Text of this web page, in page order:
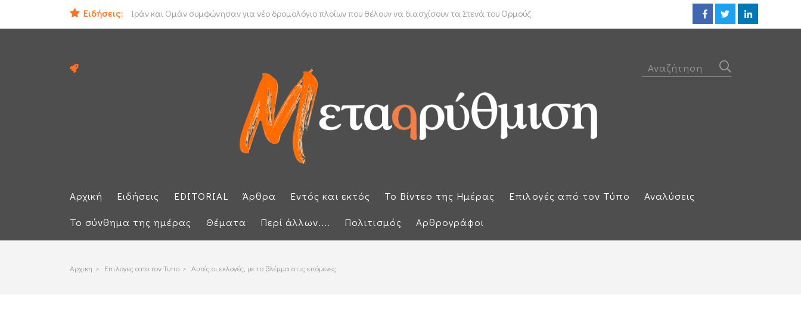
Ειδήσεις:
Ιράν και Ομάν συμφώνησαν για νέο δρομολόγιο πλοίων που θέλουν να διασχίσουν τα Στενά του Ορμούζ
Ηλεκτρική διασύνδεση Ελλάδας - Κύπρου: «Έπεσαν» οι υπογραφές με τον γαλλικό κολοσσό Meridiam ΕΕ: Αλληλεγγύη στην
Αρχική Ειδήσεις EDITORIAL Άρθρα Εντός και εκτός Το Βίντεο της Ημέρας Επιλογές από τον Τύπο
Αναλύσεις
Το σύνθημα της ημέρας
Θέματα Περί άλλων.... Πολιτισμός Αρθρογράφοι
Αρχικη > Επιλογες απο τον Τυπο > Αυτές οι εκλογές, με το βλέμμα στις επόμενες